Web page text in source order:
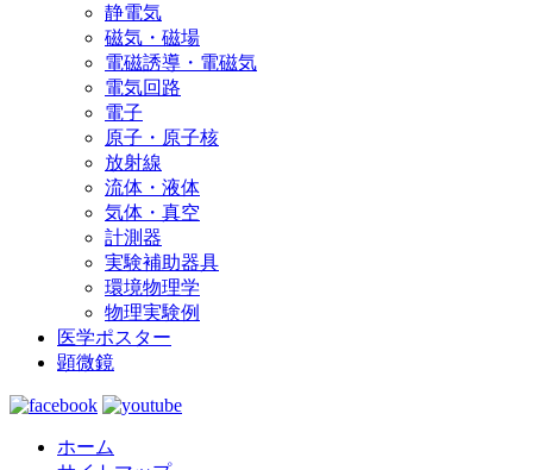
静電気
磁気・磁場
電磁誘導・電磁気
電気回路
電子
原子・原子核
放射線
流体・液体
気体・真空
計測器
実験補助器具
環境物理学
物理実験例
医学ポスター
顕微鏡
ホーム